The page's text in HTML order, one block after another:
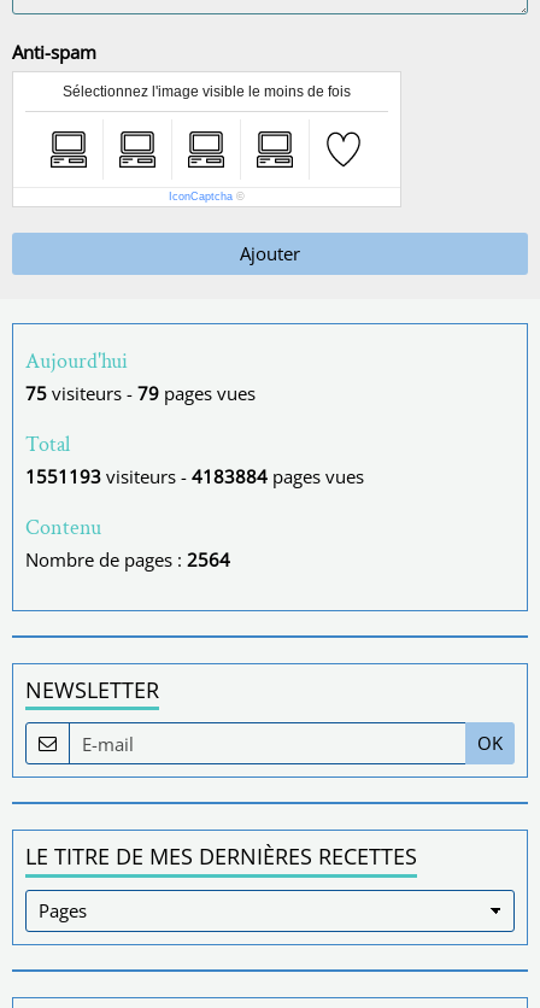
Anti-spam
Sélectionnez l'image visible le moins de fois
IconCaptcha ©
Ajouter
Aujourd'hui
75 visiteurs - 79 pages vues
Total
1551193 visiteurs - 4183884 pages vues
Contenu
Nombre de pages : 2564
NEWSLETTER
OK
LE TITRE DE MES DERNIÈRES RECETTES